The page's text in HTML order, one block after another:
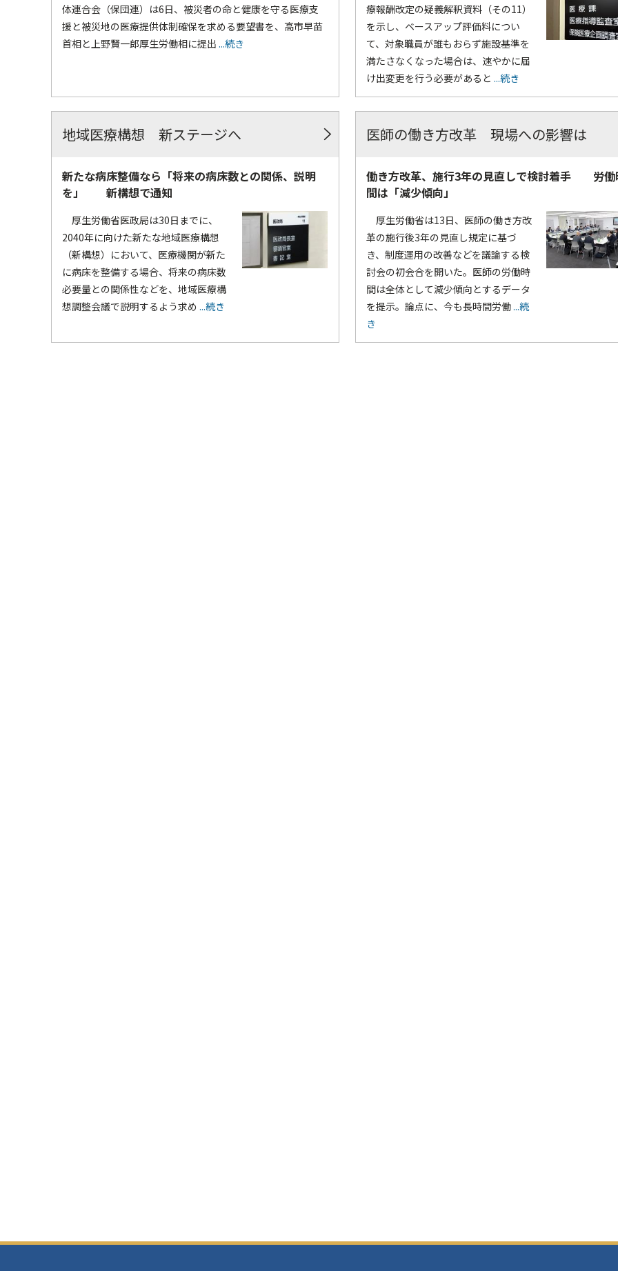
体連合会（保団連）は6日、被災者の命と健康を守る医療支
援と被災地の医療提供体制確保を求める要望書を、高市早苗
首相と上野賢一郎厚生労働相に提出 ...続き
療報酬改定の疑義解釈資料（その11）
を示し、ベースアップ評価料につい
て、対象職員が誰もおらず施設基準を
満たさなくなった場合は、速やかに届
け出変更を行う必要があると ...続き
地域医療構想 新ステージへ
新たな病床整備なら「将来の病床数との関係、説明
を」 新構想で通知
厚生労働省医政局は30日までに、
2040年に向けた新たな地域医療構想
（新構想）において、医療機関が新た
に病床を整備する場合、将来の病床数
必要量との関係性などを、地域医療構
想調整会議で説明するよう求め ...続き
医師の働き方改革 現場への影響は
働き方改革、施行3年の見直しで検討着手 労働
間は「減少傾向」
厚生労働省は13日、医師の働き方改
革の施行後3年の見直し規定に基づ
き、制度運用の改善などを議論する検
討会の初会合を開いた。医師の労働時
間は全体として減少傾向とするデータ
を提示。論点に、今も長時間労働...続
き